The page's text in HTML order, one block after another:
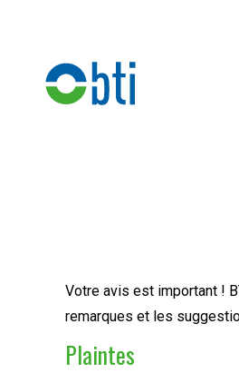
Votre avis est important !
remarques et les
Plaintes